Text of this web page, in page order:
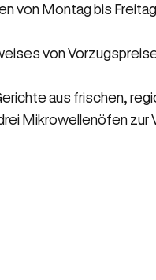
von Montag bis
von
aus frischen,
Mikrowellenöfen zur